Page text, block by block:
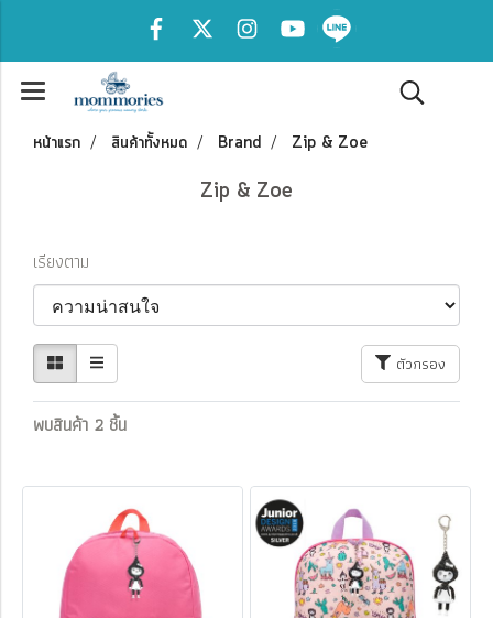
หน้าแรก สินค้าทั้งหมด Brand Zip & Zoe
Zip & Zoe
เรียงตาม
ตัวกรอง
พบสินค้า 2 ชิ้น